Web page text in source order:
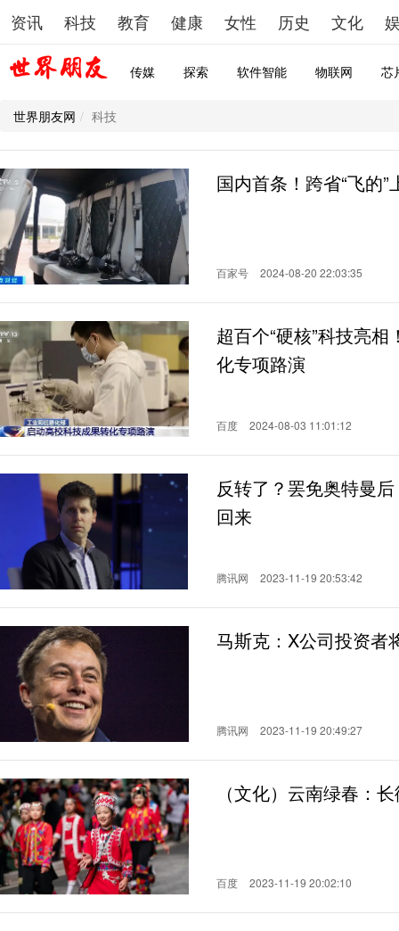
资讯 科技 教育 健康 女性 历史 文化
传媒 探索 软件智能 物联网 芯
世界朋友网 科技
国内首条！跨省“飞的”
百家号 2024-08-20 22:03:35
超百个“硬核”科技亮
化专项路演
百度 2024-08-03 11:01:12
反转了？罢免奥特曼
回来
腾讯网 2023-11-19 20:53:42
马斯克：X公司投资者
腾讯网 2023-11-19 20:49:27
（文化）云南绿春：
百度 2023-11-19 20:02:10